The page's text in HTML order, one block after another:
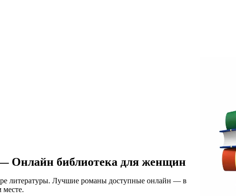
Онлайн библиотека для женщин
литературы. Лучшие романы доступные онлайн — в